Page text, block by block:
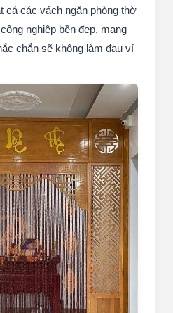
cả các vách ngăn phòng thờ
nghiệp bền đẹp, mang
chắn sẽ không làm đau ví